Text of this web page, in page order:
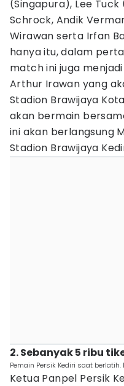
(Singapura), Lee
Schrock, Andik
Wirawan serta Irfan
hanya itu, dalam
match ini juga
Arthur Irawan yang
Stadion Brawijaya
akan bermain
ini akan berlangsung
Stadion Brawijaya
2. Sebanyak 5 ribu
Pemain Persik Kediri saat
Ketua Panpel Persik